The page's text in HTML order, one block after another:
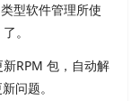
型软件管理所使
。
RPM 包，自动解
问题。